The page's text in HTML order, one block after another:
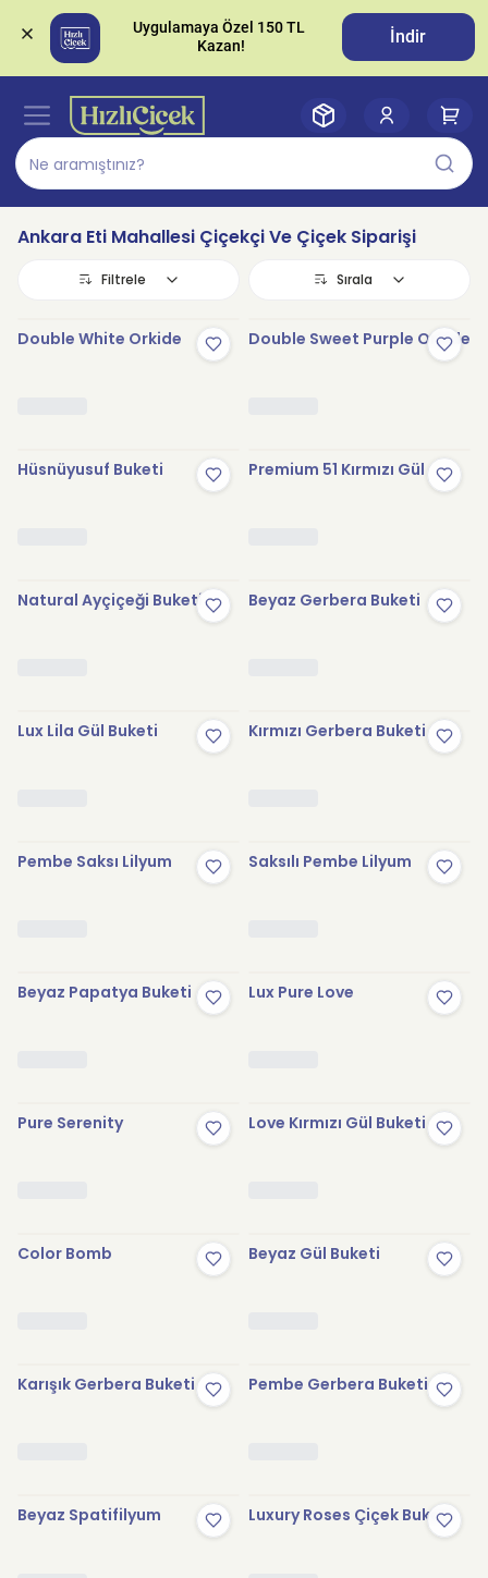
Uygulamaya Özel 150 TL
İndir
Ankara Eti Mahallesi Çiçekçi Ve Çiçek Siparişi
Filtrele Sırala
Double White Orkide Double Sweet Purple Orkide
Hüsnüyusuf Buketi Premium 51 Kırmızı Gül
Natural Ayçiçeği Buketi Beyaz Gerbera Buketi
Lux Lila Gül Buketi Kırmızı Gerbera Buketi
Pembe Saksı Lilyum Saksılı Pembe Lilyum
Beyaz Papatya Buketi Lux Pure Love
Pure Serenity Love Kırmızı Gül Buketi
Color Bomb Beyaz Gül Buketi
Karışık Gerbera Buketi Pembe Gerbera Buketi
Beyaz Spatifilyum Luxury Roses Çiçek Buketi